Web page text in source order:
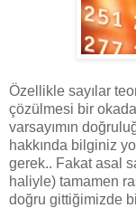
Özellikle sayılar
çözülmesi bir
varsayımın
hakkında bilginiz
gerek.. Fakat asal
haliyle) tamamen
doğru gittiğimizde